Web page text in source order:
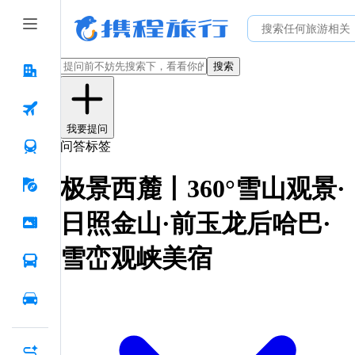
搜索
我要提问
问答标签
极景西麓丨360°雪山观景·
日照金山·前玉龙后哈巴·
雪峦观峡美宿